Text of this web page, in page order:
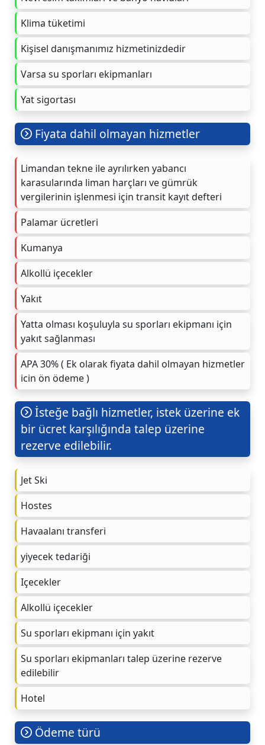
Klima tüketimi
Kişisel danışmanımız hizmetinizdedir
Varsa su sporları ekipmanları
Yat sigortası
Fiyata dahil olmayan hizmetler
Limandan tekne ile ayrılırken yabancı
karasularında liman harçları ve gümrük
vergilerinin işlenmesi için transit kayıt defteri
Palamar ücretleri
Kumanya
Alkollü içecekler
Yakıt
Yatta olması koşuluyla su sporları ekipmanı için
yakıt sağlanması
APA 30% ( Ek olarak fiyata dahil olmayan hizmetler
icin ön ödeme )
İsteğe bağlı hizmetler, istek üzerine ek
bir ücret karşılığında talep üzerine
rezerve edilebilir.
Jet Ski
Hostes
Havaalanı transferi
yiyecek tedariği
Içecekler
Alkollü içecekler
Su sporları ekipmanı için yakıt
Su sporları ekipmanları talep üzerine rezerve
edilebilir
Hotel
Ödeme türü